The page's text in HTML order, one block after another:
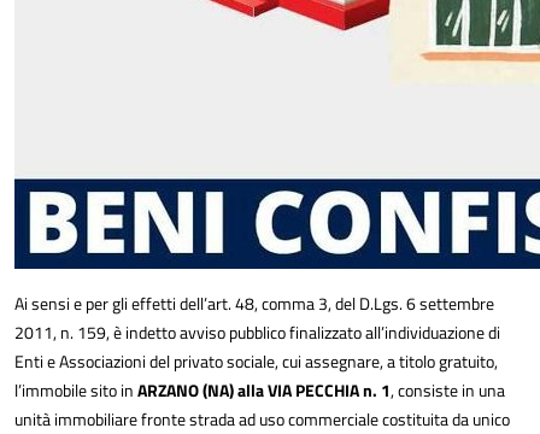
Ai sensi e per gli effetti dell’art. 48, comma 3, del D.Lgs. 6 settembre
2011, n. 159, è indetto avviso pubblico finalizzato all’individuazione di
Enti e Associazioni del privato sociale, cui assegnare, a titolo gratuito,
l’immobile sito inARZANO (NA) alla VIA PECCHIA n. 1, consiste in una
unità immobiliare fronte strada ad uso commerciale costituita da unico